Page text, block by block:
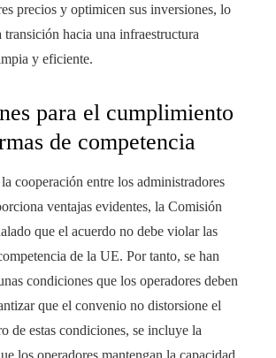
precios y optimicen sus inversiones, lo
transición hacia una infraestructura
y eficiente.
para el cumplimiento
de competencia
cooperación entre los administradores
ventajas evidentes, la Comisión
que el acuerdo no debe violar las
de la UE. Por tanto, se han
condiciones que los operadores deben
que el convenio no distorsione el
de estas condiciones, se incluye la
los operadores mantengan la capacidad